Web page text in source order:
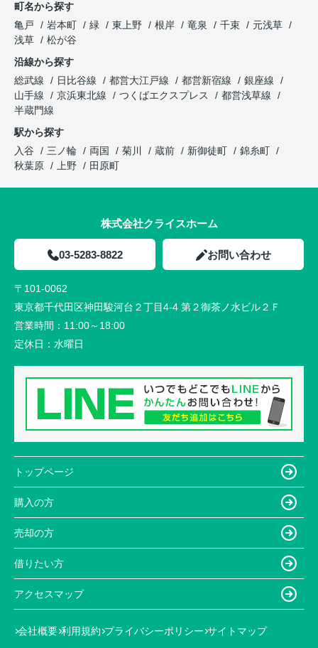
町名から探す
亀戸
岩本町 緑 東上野 根岸 竜泉 千束
元浅草
浅草
松が谷
沿線から探す
総武線
日比谷線 都営大江戸線 都営新宿線
銀座線
山手線
京浜東北線 つくばエクスプレス
都営浅草線
半蔵門線
駅から探す
入谷
三ノ輪 両国 菊川 蔵前 新御徒町
錦糸町
秋葉原
上野 田原町
株式会社クライスホーム
03-5283-8822 お問い合わせ
〒101-0062
東京都千代田区神田駿河台２丁目4-4 第２御茶ノ水ビル２Ｆ
営業時間： 11:00～18:00
定休日： 水曜日
トップページ
購入の方
売却の方
借りたい方
アクセスマップ
会社概要 利用規約 プライバシーポリシー サイトマップ